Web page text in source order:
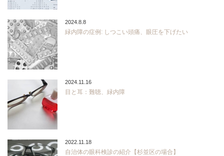
2024.8.8
緑内障の症例: しつこい頭痛、眼圧を下げたい
2024.11.16
目と耳：難聴、緑内障
2022.11.18
自治体の眼科検診の紹介【杉並区の場合】